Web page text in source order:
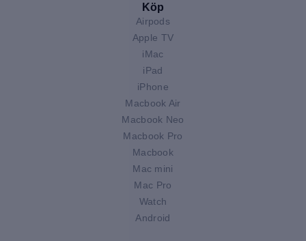
Köp
Airpods
Apple TV
iMac
iPad
iPhone
Macbook Air
Macbook Neo
Macbook Pro
Macbook
Mac mini
Mac Pro
Watch
Android